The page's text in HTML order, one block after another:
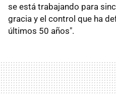
se está trabajando para
gracia y el control que ha
últimos 50 años".